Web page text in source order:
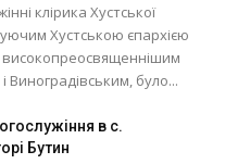
клірика Хустської
Хустською єпархією
високопреосвященнішим
було...
в с.
Бутин